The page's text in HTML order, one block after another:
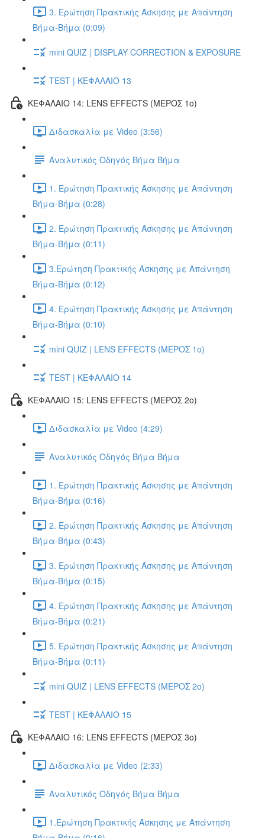
3. Ερώτηση Πρακτικής Άσκησης με Απάντηση
Βήμα-Βήμα (0:09)
mini QUIZ | DISPLAY CORRECTION & EXPOSURE
TEST | ΚΕΦΑΛΑΙΟ 13
ΚΕΦΑΛΑΙΟ 14: LENS EFFECTS (ΜΕΡΟΣ 1ο)
Διδασκαλία με Video (3:56)
Αναλυτικός Οδηγός Βήμα Βήμα
1. Ερώτηση Πρακτικής Άσκησης με Απάντηση
Βήμα-Βήμα (0:28)
2. Ερώτηση Πρακτικής Άσκησης με Απάντηση
Βήμα-Βήμα (0:11)
3.Ερώτηση Πρακτικής Άσκησης με Απάντηση
Βήμα-Βήμα (0:12)
4. Ερώτηση Πρακτικής Άσκησης με Απάντηση
Βήμα-Βήμα (0:10)
mini QUIZ | LENS EFFECTS (ΜΕΡΟΣ 1ο)
TEST | ΚΕΦΑΛΑΙΟ 14
ΚΕΦΑΛΑΙΟ 15: LENS EFFECTS (ΜΕΡΟΣ 2o)
Διδασκαλία με Video (4:29)
Αναλυτικός Οδηγός Βήμα Βήμα
1. Ερώτηση Πρακτικής Άσκησης με Απάντηση
Βήμα-Βήμα (0:16)
2. Ερώτηση Πρακτικής Άσκησης με Απάντηση
Βήμα-Βήμα (0:43)
3. Ερώτηση Πρακτικής Άσκησης με Απάντηση
Βήμα-Βήμα (0:15)
4. Ερώτηση Πρακτικής Άσκησης με Απάντηση
Βήμα-Βήμα (0:21)
5. Ερώτηση Πρακτικής Άσκησης με Απάντηση
Βήμα-Βήμα (0:11)
mini QUIZ | LENS EFFECTS (ΜΕΡΟΣ 2o)
TEST | ΚΕΦΑΛΑΙΟ 15
ΚΕΦΑΛΑΙΟ 16: LENS EFFECTS (ΜΕΡΟΣ 3o)
Διδασκαλία με Video (2:33)
Αναλυτικός Οδηγός Βήμα Βήμα
1.Ερώτηση Πρακτικής Άσκησης με Απάντηση